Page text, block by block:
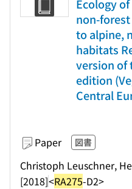
Ecology
non-
to alpine,
habitats
version of
edition
Central
Paper 図書
Christoph Leuschner,
[2018]<RA275-D2>